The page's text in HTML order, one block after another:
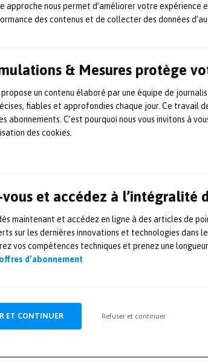
approche nous permet d’améliorer votre expérience
des contenus et de collecter des données
& Mesures protège
un contenu élaboré par une équipe de
fiables et approfondies chaque jour. Ce travail
abonnements. C’est pourquoi nous vous invitons à
des cookies.
et accédez à l’intégralité
maintenant et accédez en ligne à des articles de
sur les dernières innovations et technologies dans
vos compétences techniques et prenez une
d’abonnement
ET CONTINUER Refuser et continuer
efficace, gabarit tiers d’octaves,
bâtiments, la maîtrise d’œuvre
pour garantir le respect des
accompagne les entreprises en
de la mise en œuvre de ces
à vide (sans tramway).
le respect des exigences par
(sans tramway) et en roulage.
ARTICLE SUIVANT
la simulation hybride